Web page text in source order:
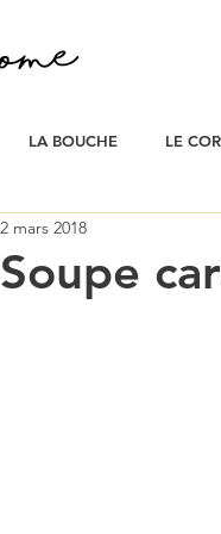
LA BOUCHE LE
Soupe
2 mars 2018